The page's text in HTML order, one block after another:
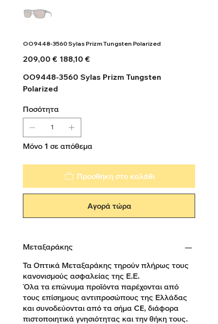
OO9448-3560 Sylas Prizm Tungsten Polarized
Αρχική
τιμή
209,00 €
Τιμή
έκπτωσης
188,10 €
OO9448-3560 Sylas Prizm Tungsten
Polarized
Ποσότητα
Μόνο 1 σε απόθεμα
Προσθήκη στο καλάθι
Αγορά τώρα
Μεταξαράκης
Τα Οπτικά Μεταξαράκης τηρούν πλήρως τους
κανονισμούς ασφαλείας της Ε.Ε.
Όλα τα επώνυμα προϊόντα παρέχονται από
τους επίσημους αντιπροσώπους της Ελλάδας
και συνοδεύονται από τα σήμα CE, διάφορα
πιστοποιητικά γνησιότητας και την θήκη τους.